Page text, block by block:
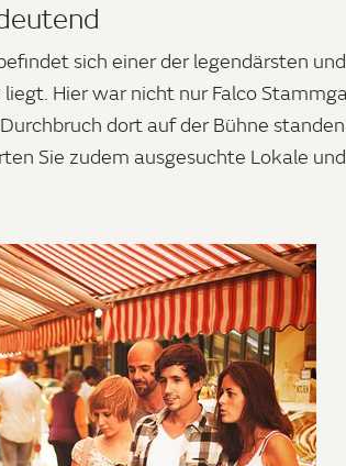
sich einer der legendärsten
Hier war nicht nur Falco
dort auf der Bühne
Sie zudem ausgesuchte Lokale